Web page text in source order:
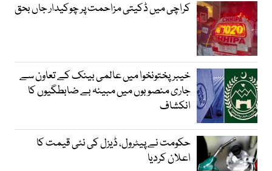
کراچی میں ڈکیتی مزاحمت پر چوکیدار جاں بحق
خیبرپختونخوا میں عالمی بینک کے تعاون سے
جاری منصوبوں میں مبینہ بے ضابطگیوں کا
انکشاف
حکومت نے پیٹرول، ڈیزل کی نئی قیمت کا
اعلان کردیا